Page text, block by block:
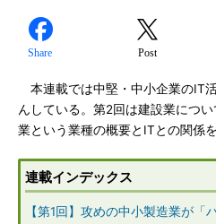
Share Post
本連載では中堅・中小企業のIT
んしている。第2回は建設業につ
業という業種の概要とITとの関係
連載インデックス
【第1回】攻めの中小製造業が「